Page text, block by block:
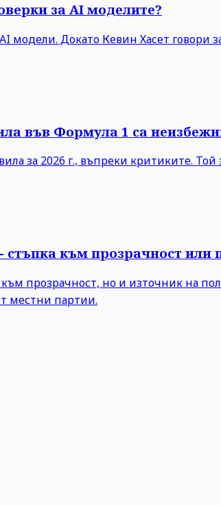
за AI моделите?
Докато Кевин Хасет говори
във Формула 1 са
за 2026 г., въпреки критиките. Той
към прозрачност или
прозрачност, но и източник на
местни партии.